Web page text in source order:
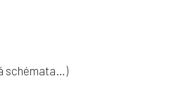
schémata…)